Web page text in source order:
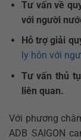
Tư vấn về
với người
Hỗ trợ giải
ly hôn với
Tư vấn thủ
liên quan.
Với phương
ADB SAIGON